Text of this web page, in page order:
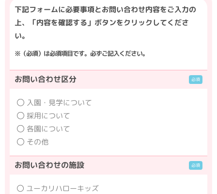
下記フォームに必要事項とお問い合わせ内容をご入力の
上、「内容を確認する」ボタンをクリックしてくださ
い。
※（必須）は必須項目です。必ずご記入ください。
お問い合わせ区分
入園・見学について
採用について
各園について
その他
お問い合わせの施設
ユーカリハローキッズ